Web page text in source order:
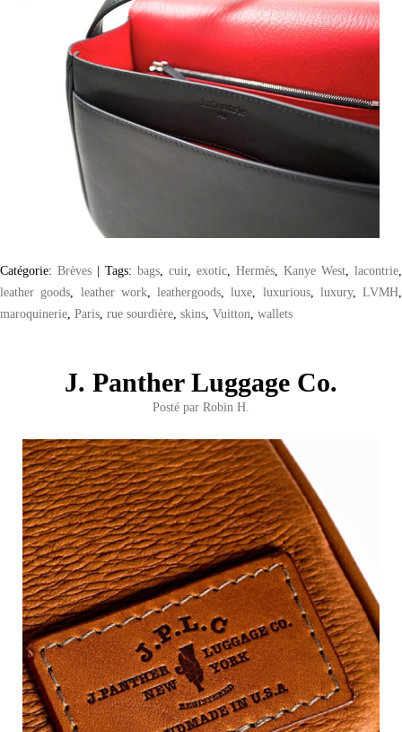
Catégorie: Brèves | Tags: bags cuir, exotic Hermès Kanye West lacontrie
leather goods
leather work, leathergoods ,luxe luxurious, luxury, LVMH
maroquinerie Paris rue sourdière skins Vuitton wallets
J. Panther Luggage Co.
Posté par Robin H.